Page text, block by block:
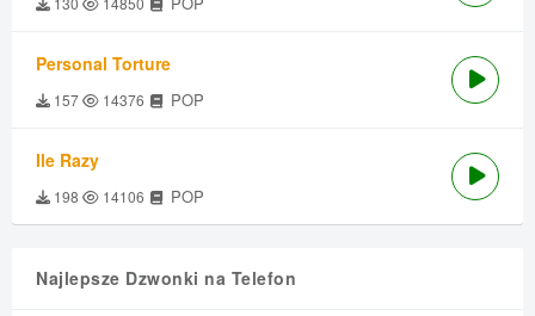
Personal Torture
157 14376 POP
Ile Razy
198 14106 POP
Najlepsze Dzwonki na Telefon